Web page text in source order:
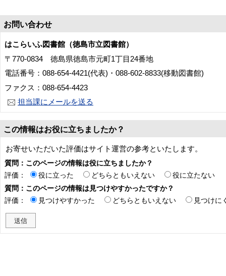
お問い合わせ
はこらいふ図書館（徳島市立図書館）
〒770-0834 徳島県徳島市元町1丁目24番地
電話番号：088-654-4421(代表)・088-602-8833(移動図書館)
ファクス：088-654-4423
担当課にメールを送る
この情報はお役に立ちましたか？
お寄せいただいた評価はサイト運営の参考といたします。
質問：このページの情報は役に立ちましたか？
評価：
役に立った どちらともいえない
役に立たない
質問：このページの情報は見つけやすかったですか？
評価：
見つけやすかった どちらともいえない 見つけに